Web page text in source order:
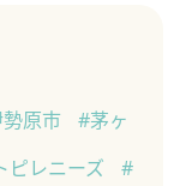
原市
#茅ヶ
ピレニーズ
#